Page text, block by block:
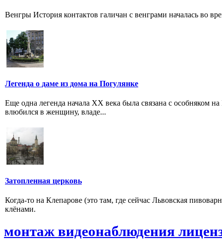
Венгры История контактов галичан с венграми началась во
Легенда о даме из дома на Погулянке
Еще одна легенда начала ХХ века была связана с особняком
влюбился в женщину, владе...
Затопленная церковь
Когда-то на Клепарове (это там, где сейчас Львовская
клёнами.
монтаж видеонаблюдения